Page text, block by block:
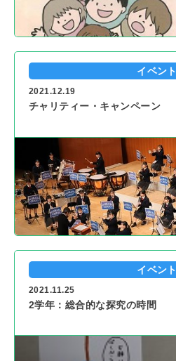
イベント
2021.12.19
チャリティー・キャンペーン
イベント
2021.11.25
2学年：総合的な探究の時間